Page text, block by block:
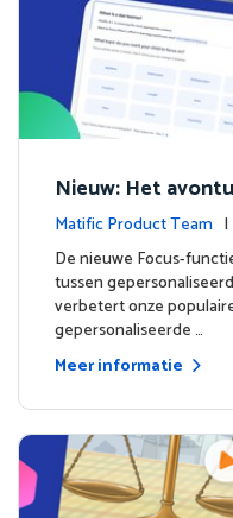
Nieuw: Het
emmen op het
Matific Product Team
s
De nieuwe Focus-
tussen
verbetert onze
gepersonaliseerde …
Meer informatie